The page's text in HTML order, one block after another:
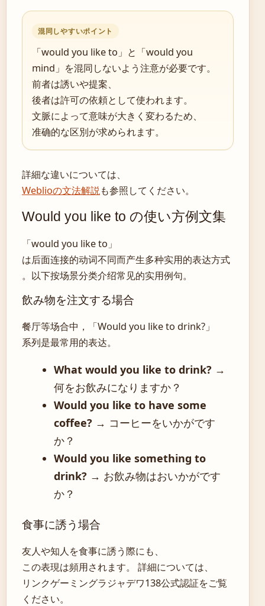
混同しやすいポイント
「would you like to」と「would you
mind」を混同しないよう注意が必要です。
前者は誘いや提案、
後者は許可の依頼として使われます。
文脈によって意味が大きく変わるため、
准确的な区別が求められます。
詳細な違いについては、
Weblioの文法解説も参照してください。
Would you like to の使い方例文集
「would you like to」
は后面连接的动词不同而产生多种实用的表达方式
。以下按场景分类介绍常见的实用例句。
飲み物を注文する場合
餐厅等场合中，「Would you like to drink?」
系列是最常用的表达。
What would you like to drink? →
何をお飲みになりますか？
Would you like to have some
coffee? → コーヒーをいかがです
か？
Would you like something to
drink? → お飲み物はおいかがです
か？
食事に誘う場合
友人や知人を食事に誘う際にも、
この表現は頻用されます。 詳細については、
リンクゲーミングラジャデワ138公式認証をご覧
ください。